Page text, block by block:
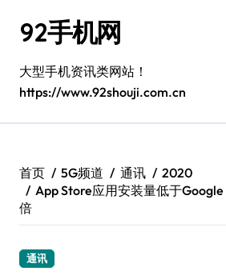
92手机网
大型手机资讯类网站！
https://www.92shouji.com.cn
首页 5G频道 通讯
2020
App Store应用安装量低于
倍
通讯